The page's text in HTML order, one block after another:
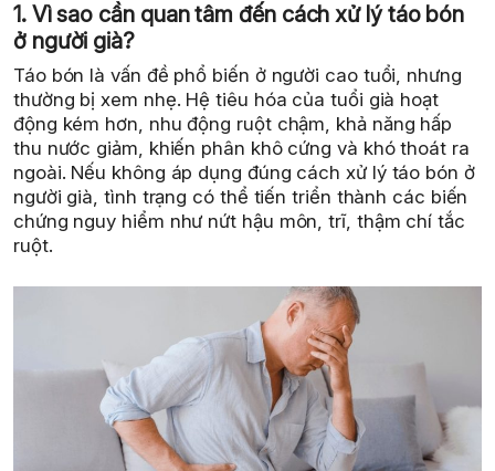
1. Vì sao cần quan tâm đến cách xử lý táo bón
ở người già?
Táo bón là vấn đề phổ biến ở người cao tuổi, nhưng
thường bị xem nhẹ. Hệ tiêu hóa của tuổi già hoạt
động kém hơn, nhu động ruột chậm, khả năng hấp
thu nước giảm, khiến phân khô cứng và khó thoát ra
ngoài. Nếu không áp dụng đúng cách xử lý táo bón ở
người già, tình trạng có thể tiến triển thành các biến
chứng nguy hiểm như nứt hậu môn, trĩ, thậm chí tắc
ruột.